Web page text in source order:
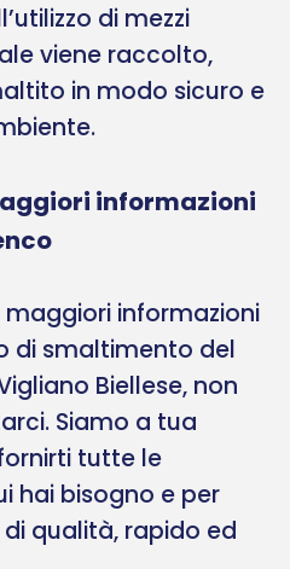
di mezzi
viene raccolto,
in modo sicuro e
informazioni
maggiori informazioni
di smaltimento del
Biellese, non
Siamo a tua
tutte le
hai bisogno e per
qualità, rapido ed